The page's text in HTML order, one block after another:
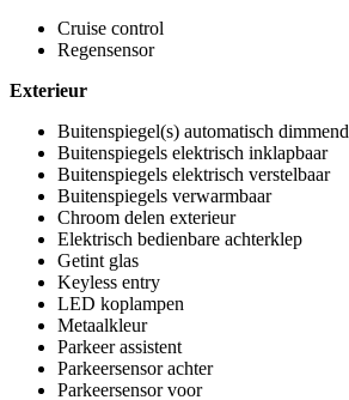
Cruise control
Regensensor
Exterieur
Buitenspiegel(s) automatisch dimmend
Buitenspiegels elektrisch inklapbaar
Buitenspiegels elektrisch verstelbaar
Buitenspiegels verwarmbaar
Chroom delen exterieur
Elektrisch bedienbare achterklep
Getint glas
Keyless entry
LED koplampen
Metaalkleur
Parkeer assistent
Parkeersensor achter
Parkeersensor voor